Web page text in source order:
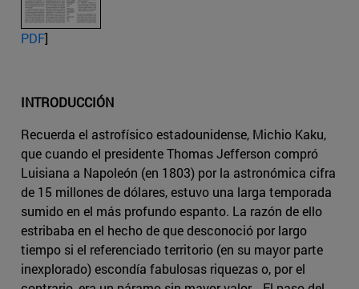
PDF]
INTRODUCCIÓN
Recuerda el astrofísico estadounidense, Michio Kaku,
que cuando el presidente Thomas Jefferson compró
Luisiana a Napoleón (en 1803) por la astronómica cifra
de 15 millones de dólares, estuvo una larga temporada
sumido en el más profundo espanto. La razón de ello
estribaba en el hecho de que desconoció por largo
tiempo si el referenciado territorio (en su mayor parte
inexplorado) escondía fabulosas riquezas o, por el